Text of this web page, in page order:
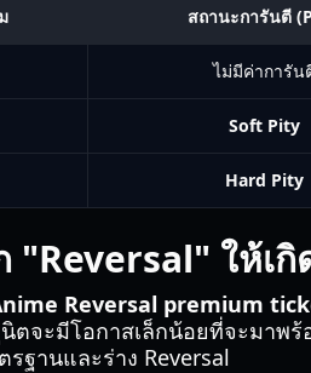
สถานะการันตี
ไม่มีค่าการัน
Soft Pity
Hard Pity
"Reversal" ให้เ
Reversal premium
นิตจะมีโอกาสเล็กน้อยที่จะมา
รฐานและร่าง Reversal